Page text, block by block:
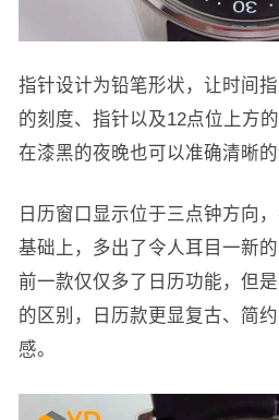
指针设计为铅笔形状，让时间
的刻度、指针以及12点位上方
在漆黑的夜晚也可以准确清晰的
日历窗口显示位于三点钟方向
基础上，多出了令人耳目一新
前一款仅仅多了日历功能，但
的区别，日历款更显复古、简
感。